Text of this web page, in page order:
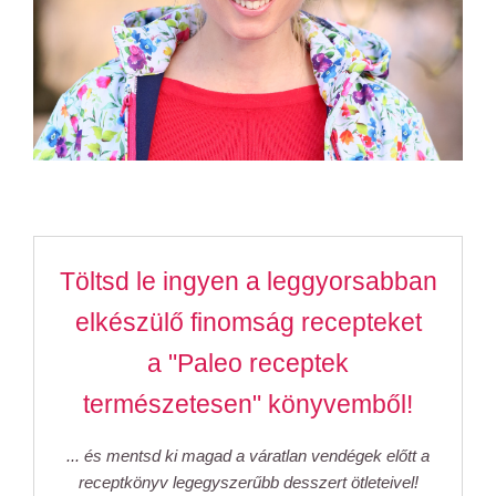
Töltsd le ingyen a leggyorsabban
elkészülő finomság recepteket
a "Paleo receptek
természetesen" könyvemből!
... és mentsd ki magad a váratlan vendégek előtt a
receptkönyv legegyszerűbb desszert ötleteivel!